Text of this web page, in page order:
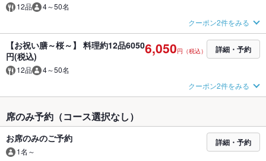
12品 4～50名
クーポン2件をみる
【お祝い膳～桜～】 料理約12品6050
円(税込)
12品 4～50名
6,050円（税込） 詳細・予約
クーポン2件をみる
席のみ予約（コース選択なし）
お席のみのご予約
1名～
詳細・予約